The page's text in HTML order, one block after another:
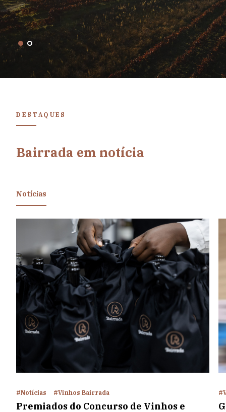
Bairrada em notícia
DESTAQUES
Notícias
#Notícias #Vinhos Bairrada
Premiados do Concurso de Vinhos e